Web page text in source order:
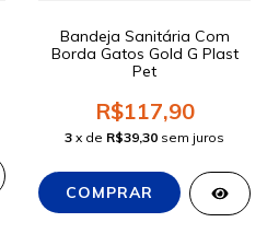
Bandeja Sanitária Com
Borda Gatos Gold G Plast
Pet
R$117,90
3 x de R$39,30 sem juros